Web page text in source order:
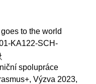
to the world
KA122-SCH-
spolupráce
Výzva 2023,